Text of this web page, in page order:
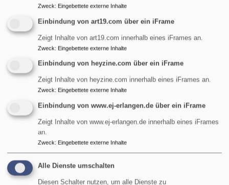
Anmeldung
Beiträge und
Anmeldungen
Evangelische Kirchengemeinde St. Maria Magdalena
in Erlangen-Tennenlohe. Krippe und Kindergarten "Die
Zweck: Eingebettete externe Inhalte
Einbindung von art19.com über ein iFrame
Zeigt Inhalte von art19.com innerhalb eines iFrames an.
Zweck: Eingebettete externe Inhalte
Einbindung von heyzine.com über ein iFrame
Zeigt Inhalte von heyzine.com innerhalb eines iFrames an.
Zweck: Eingebettete externe Inhalte
Einbindung von www.ej-erlangen.de über ein iFrame
Zeigt Inhalte von www.ej-erlangen.de innerhalb eines iFrames
an.
Zweck: Eingebettete externe Inhalte
Alle Dienste umschalten
Diesen Schalter nutzen, um alle Dienste zu